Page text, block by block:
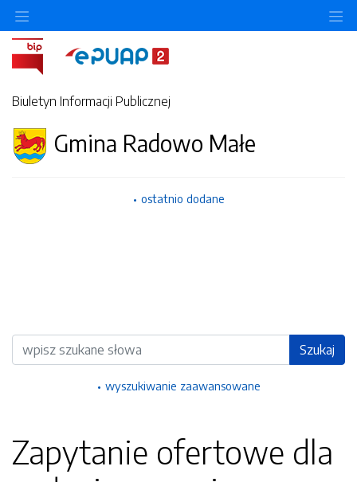
Biuletyn Informacji Publicznej
Gmina Radowo Małe
ostatnio dodane
Wyszukiwarka Szukaj
wyszukiwanie zaawansowane
Zapytanie ofertowe dla